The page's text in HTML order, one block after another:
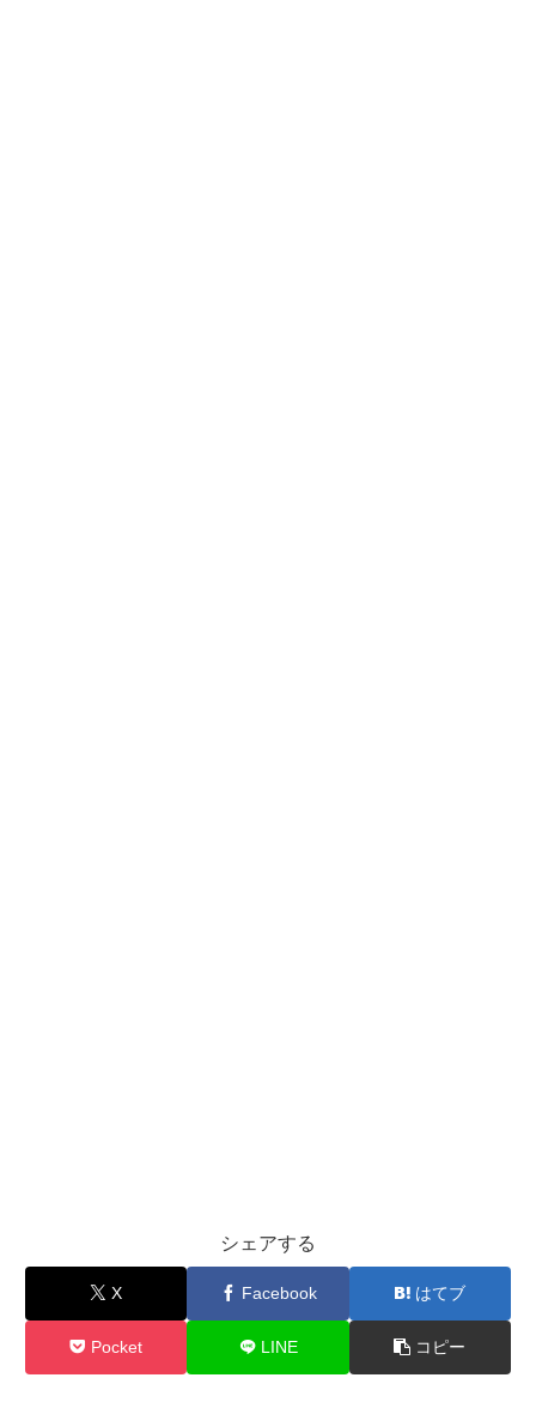
シェアする
X Facebook はてブ
Pocket LINE コピー